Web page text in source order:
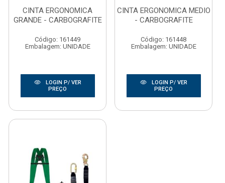
CINTA ERGONOMICA
GRANDE - CARBOGRAFITE
Código: 161449
Embalagem: UNIDADE
LOGIN P/ VER
PREÇO
CINTA ERGONOMICA MEDIO
- CARBOGRAFITE
Código: 161448
Embalagem: UNIDADE
LOGIN P/ VER
PREÇO